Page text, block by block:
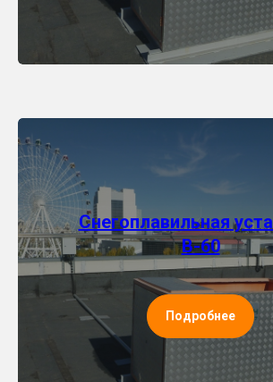
Снегоплавильная
В-60
Подробнее